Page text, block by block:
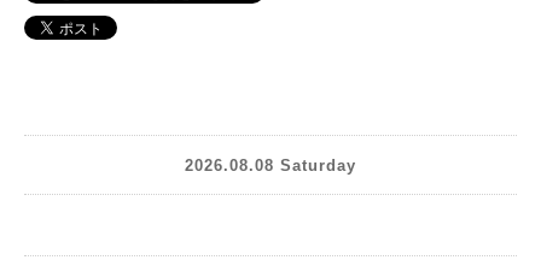
2026.08.08 Saturday